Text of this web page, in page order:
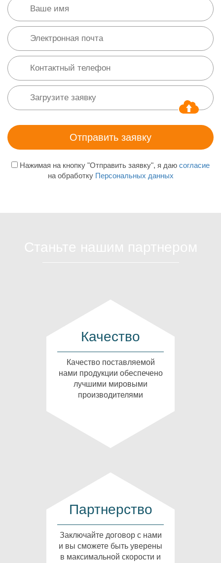
Нажимая на кнопку "Отправить заявку", я даю согласие
на обработку Персональных данных
Качество
Качество поставляемой
нами продукции обеспечено
лучшими мировыми
производителями
Партнерство
Заключайте договор с нами
и вы сможете быть уверены
в максимальной скорости и